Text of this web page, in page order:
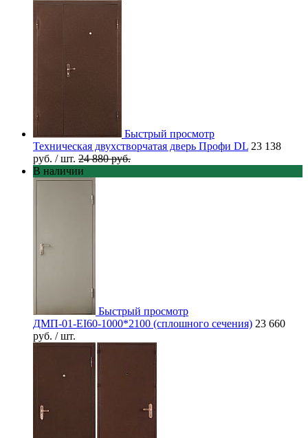
Быстрый просмотр
Техническая двухстворчатая дверь Профи DL 23 138
руб. / шт. 24 880 руб.
В наличии
Быстрый просмотр
ДМП-01-EI60-1000*2100 (сплошного сечения) 23 660
руб. / шт.